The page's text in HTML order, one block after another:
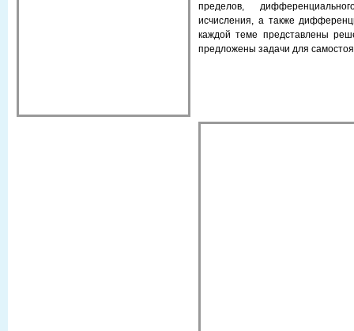
пределов,
исчисления, а также
каждой теме представлены
предложены задачи для